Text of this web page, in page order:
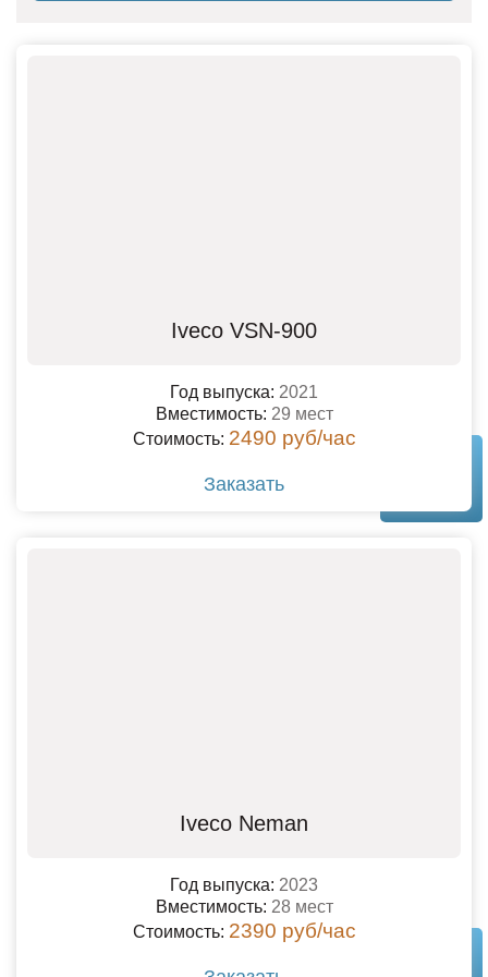
Iveco VSN-900
Год выпуска: 2021
Вместимость: 29 мест
Стоимость: 2490 руб/час
Заказать
Iveco Neman
Год выпуска: 2023
Вместимость: 28 мест
Стоимость: 2390 руб/час